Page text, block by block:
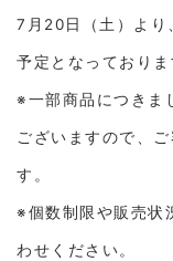
7月20日（土）より
予定となっておりま
※一部商品につきま
ございますので、
す。
※個数制限や販売状
わせください。